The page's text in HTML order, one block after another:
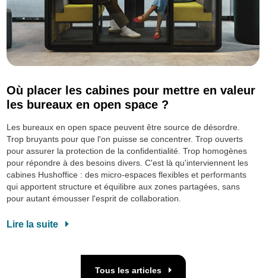
Où placer les cabines pour mettre en valeur
les bureaux en open space ?
Les bureaux en open space peuvent être source de désordre.
Trop bruyants pour que l'on puisse se concentrer. Trop ouverts
pour assurer la protection de la confidentialité. Trop homogènes
pour répondre à des besoins divers. C'est là qu'interviennent les
cabines Hushoffice : des micro-espaces flexibles et performants
qui apportent structure et équilibre aux zones partagées, sans
pour autant émousser l'esprit de collaboration.
Lire la suite
Tous les articles